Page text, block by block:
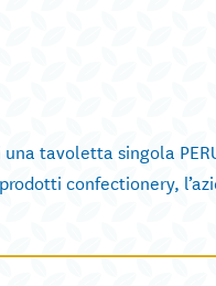
una tavoletta singola
confectionery,